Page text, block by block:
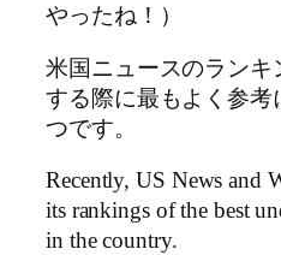
やったね！）
米国ニュースのランキ
する際に最もよく参考
つです。
Recently, US News and
its rankings of the best
in the country.